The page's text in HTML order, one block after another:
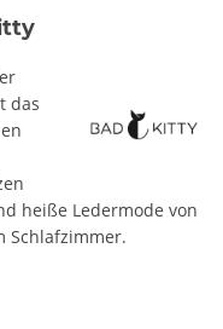
das
heiße Ledermode von
Schlafzimmer.